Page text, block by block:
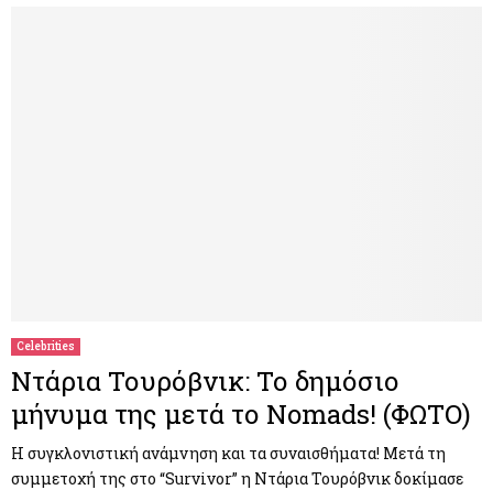
Celebrities
Ντάρια Τουρόβνικ: Το δημόσιο
μήνυμα της μετά το Nomads! (ΦΩΤΟ)
Η συγκλονιστική ανάμνηση και τα συναισθήματα! Μετά τη
συμμετοχή της στο “Survivor” η Ντάρια Τουρόβνικ δοκίμασε